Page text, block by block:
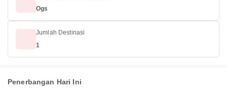
Ogs
Jumlah Destinasi
1
Penerbangan Hari Ini